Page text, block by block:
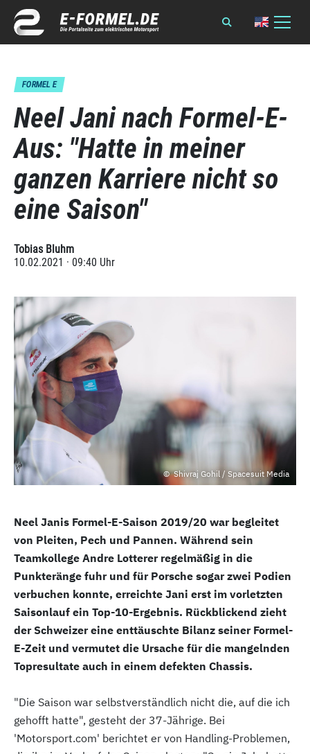
FORMEL E
Neel Jani nach Formel-E-
Aus: "Hatte in meiner
ganzen Karriere nicht so
eine Saison"
Tobias Bluhm
10.02.2021 · 09:40 Uhr
Shivraj Gohil / Spacesuit Media
Neel Janis Formel-E-Saison 2019/20 war begleitet
von Pleiten, Pech und Pannen. Während sein
Teamkollege Andre Lotterer regelmäßig in die
Punkteränge fuhr und für Porsche sogar zwei Podien
verbuchen konnte, erreichte Jani erst im vorletzten
Saisonlauf ein Top-10-Ergebnis. Rückblickend zieht
der Schweizer eine enttäuschte Bilanz seiner Formel-
E-Zeit und vermutet die Ursache für die mangelnden
Topresultate auch in einem defekten Chassis.
"Die Saison war selbstverständlich nicht die, auf die ich
gehofft hatte", gesteht der 37-Jährige. Bei
'Motorsport.com' berichtet er von Handling-Problemen,